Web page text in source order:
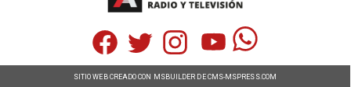
SITIO WEB CREADO CON MSBUILDER DE CMS-MSPRESS.COM